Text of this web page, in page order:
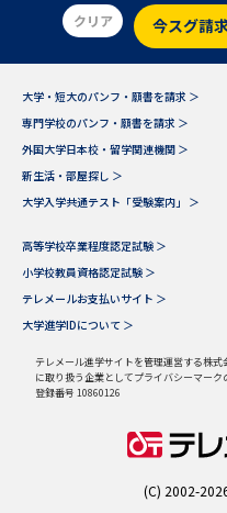
受験準備
志望校・出願校を調べる
併願校選び
新生活お役立ちガイド
学問発見
大学で学びたい学問発見
クリア 今スグ請
大学・短大のパンフ・願書を請求 ＞
専門学校のパンフ・願書を請求 ＞
外国大学日本校・留学関連機関 ＞
新生活・部屋探し ＞
大学入学共通テスト「受験案内」 ＞
高等学校卒業程度認定試験 ＞
小学校教員資格認定試験 ＞
テレメールお支払いサイト ＞
大学進学IDについて ＞
テレメール進学サイトを管理運営する株
に取り扱う企業としてプライバシーマーク
登録番号 10860126
(C) 2002-